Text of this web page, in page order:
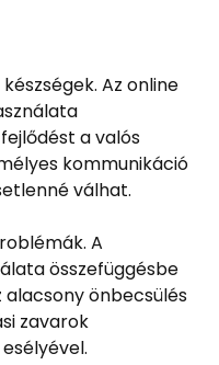
Az online
a valós
kommunikáció
válhat.
A
összefüggésbe
alacsony önbecsülés
zavarok